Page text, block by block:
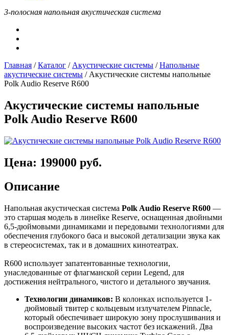
3-полосная напольная акустическая система
Главная /Каталог / Акустические системы /Напольные
акустические системы / Акустические системы напольные
Polk Audio Reserve R600
Акустические системы напольные
Polk Audio Reserve R600
Цена: 199000 руб.
Описание
Напольная акустическая система Polk Audio Reserve R600 —
это старшая модель в линейке Reserve, оснащенная двойными
6,5-дюймовыми динамиками и передовыми технологиями для
обеспечения глубокого баса и высокой детализации звука как
в стереосистемах, так и в домашних кинотеатрах.
R600 использует запатентованные технологии,
унаследованные от флагманской серии Legend, для
достижения нейтрального, чистого и детального звучания.
Технологии динамиков: В колонках используется 1-
дюймовый твитер с кольцевым излучателем Pinnacle,
который обеспечивает широкую зону прослушивания и
воспроизведение высоких частот без искажений. Два